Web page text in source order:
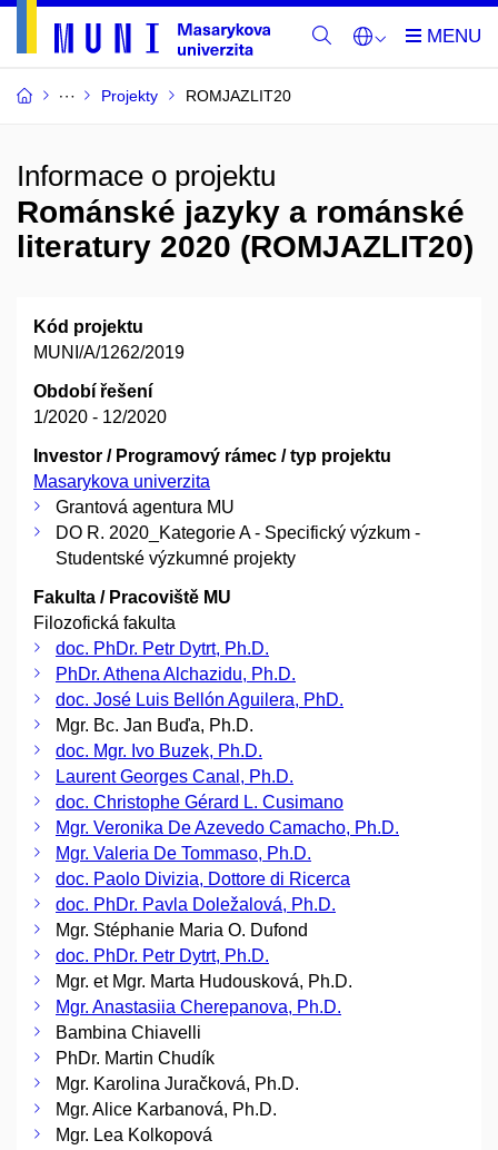
Projekty ROMJAZLIT20
Informace o projektu
Románské jazyky a románské
literatury 2020 (ROMJAZLIT20)
Kód projektu
MUNI/A/1262/2019
Období řešení
1/2020 - 12/2020
Investor / Programový rámec / typ projektu
Masarykova univerzita
Grantová agentura MU
DO R. 2020_Kategorie A - Specifický výzkum -
Studentské výzkumné projekty
Fakulta / Pracoviště MU
Filozofická fakulta
doc. PhDr. Petr Dytrt, Ph.D.
PhDr. Athena Alchazidu, Ph.D.
doc. José Luis Bellón Aguilera, PhD.
Mgr. Bc. Jan Buďa, Ph.D.
doc. Mgr. Ivo Buzek, Ph.D.
Laurent Georges Canal, Ph.D.
doc. Christophe Gérard L. Cusimano
Mgr. Veronika De Azevedo Camacho, Ph.D.
Mgr. Valeria De Tommaso, Ph.D.
doc. Paolo Divizia, Dottore di Ricerca
doc. PhDr. Pavla Doležalová, Ph.D.
Mgr. Stéphanie Maria O. Dufond
doc. PhDr. Petr Dytrt, Ph.D.
Mgr. et Mgr. Marta Hudousková, Ph.D.
Mgr. Anastasiia Cherepanova, Ph.D.
Bambina Chiavelli
PhDr. Martin Chudík
Mgr. Karolina Juračková, Ph.D.
Mgr. Alice Karbanová, Ph.D.
Mgr. Lea Kolkopová